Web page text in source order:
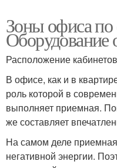
Зоны офиса
Оборудование
Расположение
В офисе, как и в
роль которой в
выполняет приемная.
же составляет
На самом деле
негативной энергии.